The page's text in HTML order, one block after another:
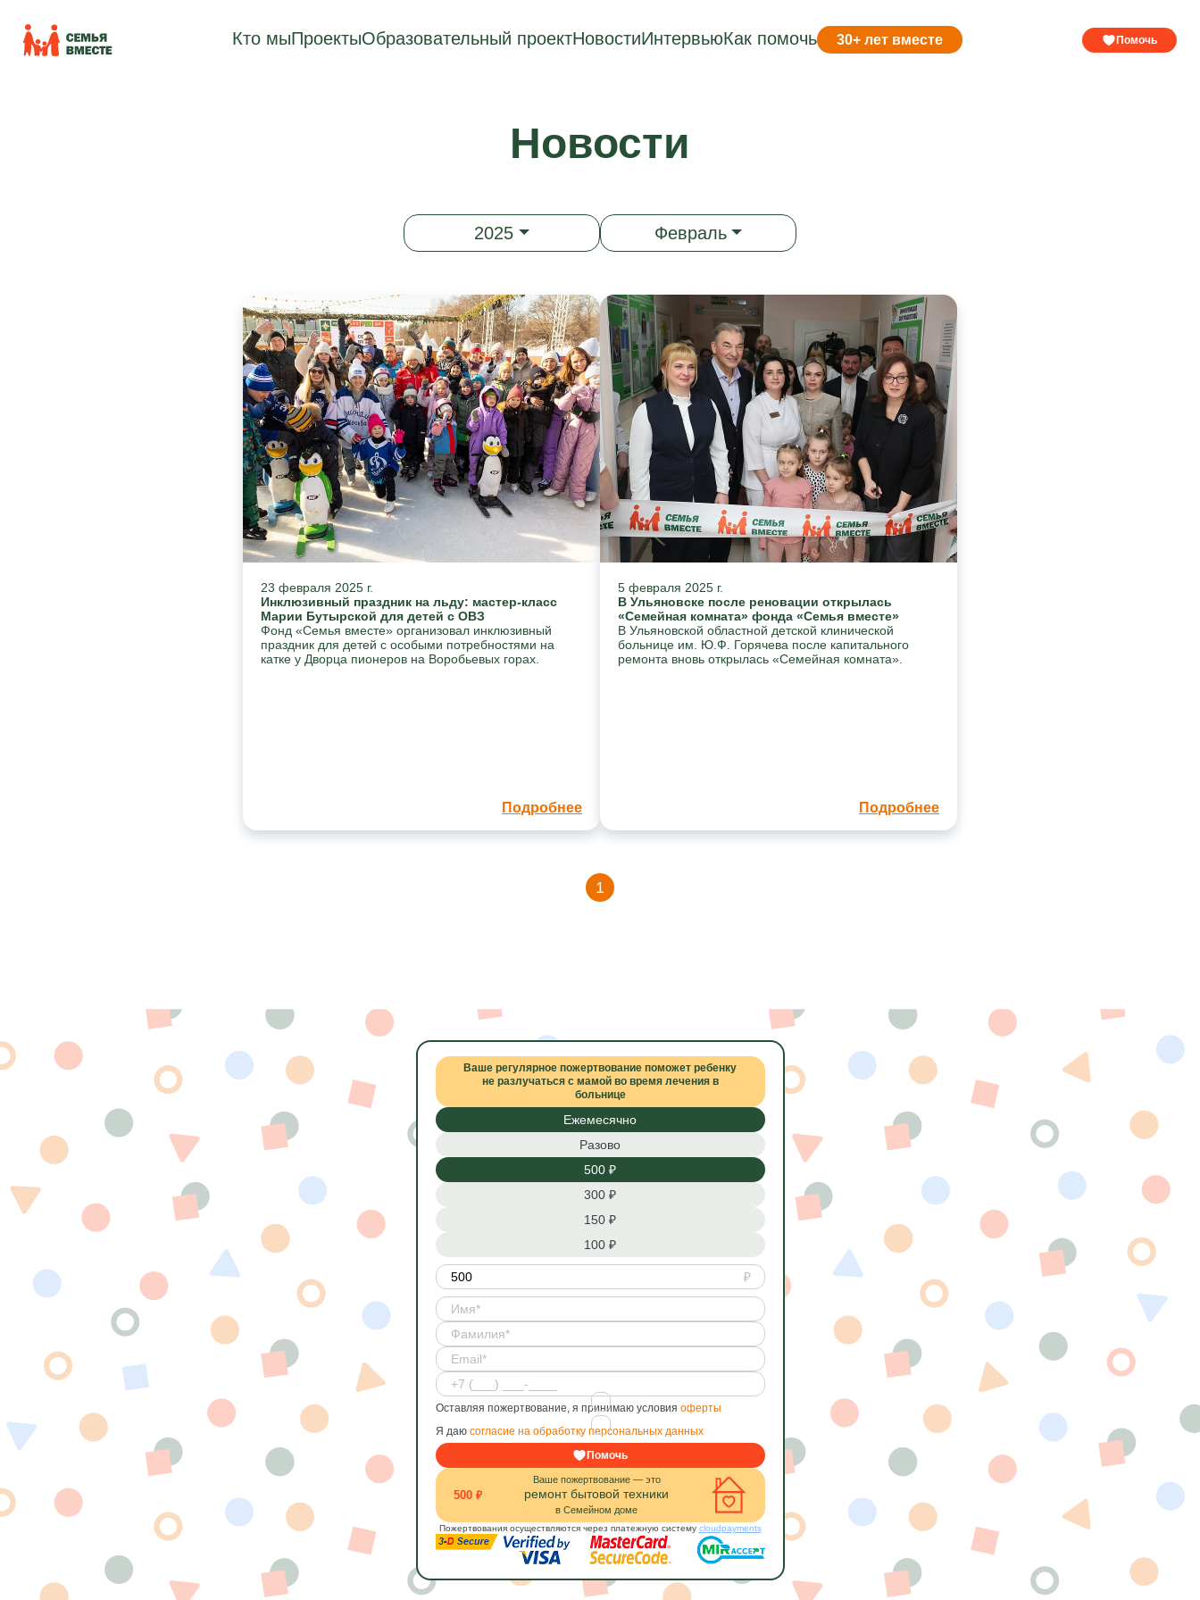
Кто мыПроектыОбразовательный проектНовостиИнтервьюКак помочь 30+ лет вместе Помочь
Новости
2025 Февраль
23 февраля 2025 г.
Инклюзивный праздник на льду: мастер-класс
Марии Бутырской для детей с ОВЗ
Фонд «Семья вместе» организовал инклюзивный
праздник для детей с особыми потребностями на
катке у Дворца пионеров на Воробьевых горах.
Подробнее
5 февраля 2025 г.
В Ульяновске после реновации открылась
«Семейная комната» фонда «Семья вместе»
В Ульяновской областной детской клинической
больнице им. Ю.Ф. Горячева после капитального
ремонта вновь открылась «Семейная комната».
Подробнее
1
Ваше регулярное пожертвование поможет ребенку
не разлучаться с мамой во время лечения в
больнице
Ежемесячно
Разово
500 ₽
300 ₽
150 ₽
100 ₽
Оставляя пожертвование, я принимаю условия оферты
Я даю согласие на обработку персональных данных
Помочь
500 ₽
Ваше пожертвование — это
ремонт бытовой техники
в Семейном доме
Пожертвования осуществляются через платежную систему cloudpayments